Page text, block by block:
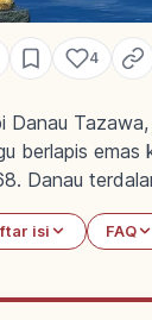
4
Danau
berlapis emas
Danau
isi FAQ